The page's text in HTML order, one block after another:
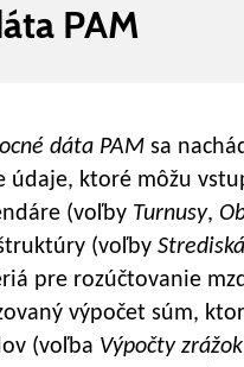
PAM
dáta PAM sa
údaje, ktoré môžu
(voľby Turnusy,
(voľby
pre rozúčtovanie
výpočet súm,
(voľba Výpočty zrážok